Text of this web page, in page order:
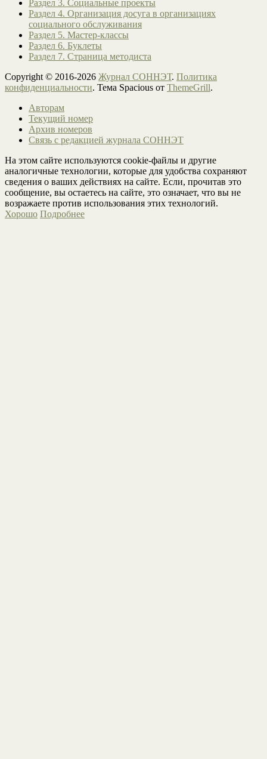
Раздел 3. Социальные проекты
Раздел 4. Организация досуга в организациях
социального обслуживания
Раздел 5. Мастер-классы
Раздел 6. Буклеты
Раздел 7. Страница методиста
Copyright © 2016-2026 Журнал СОННЭТ. Политика
конфиденциальности. Тема Spacious от ThemeGrill.
Авторам
Текущий номер
Архив номеров
Связь с редакцией журнала СОННЭТ
На этом сайте используются cookie-файлы и другие
аналогичные технологии, которые для удобства сохраняют
сведения о ваших действиях на сайте. Если, прочитав это
сообщение, вы остаетесь на сайте, это означает, что вы не
возражаете против использования этих технологий.
Хорошо Подробнее